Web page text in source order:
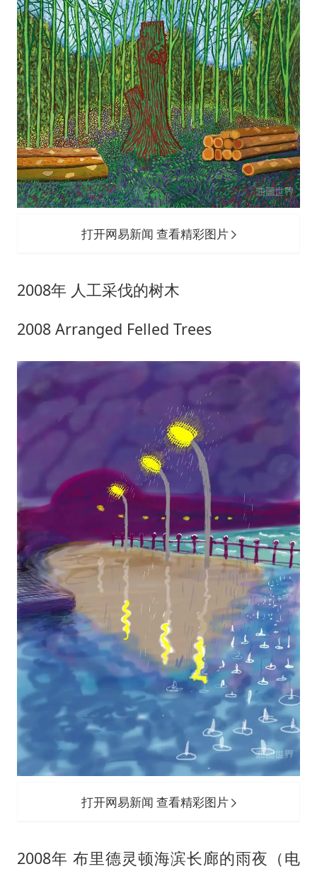
打开网易新闻 查看精彩图片
2008年 人工采伐的树木
2008 Arranged Felled Trees
打开网易新闻 查看精彩图片
2008年 布里德灵顿海滨长廊的雨夜（电